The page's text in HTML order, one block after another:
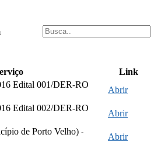
Link
Edital 001/DER-RO
Abrir
Edital 002/DER-RO
Abrir
de Porto Velho) -
Abrir